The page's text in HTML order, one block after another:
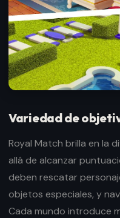
Variedad de
Royal Match brilla en la
allá de alcanzar
deben rescatar
objetos especiales, y
Cada mundo introduce